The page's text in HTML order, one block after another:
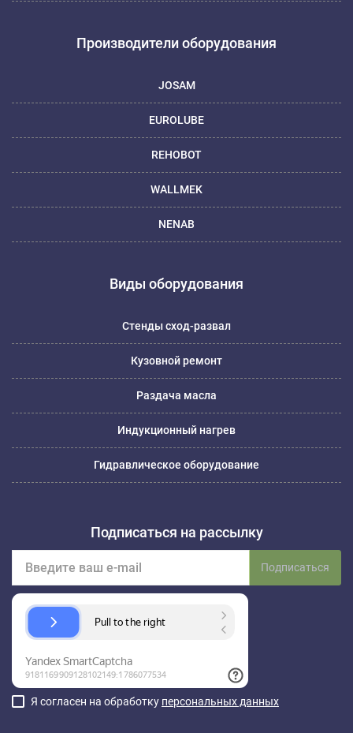
Производители оборудования
JOSAM
EUROLUBE
REHOBOT
WALLMEK
NENAB
Виды оборудования
Стенды сход-развал
Кузовной ремонт
Раздача масла
Индукционный нагрев
Гидравлическое оборудование
Подписаться на рассылку
Подписаться
Я согласен на обработку персональных данных